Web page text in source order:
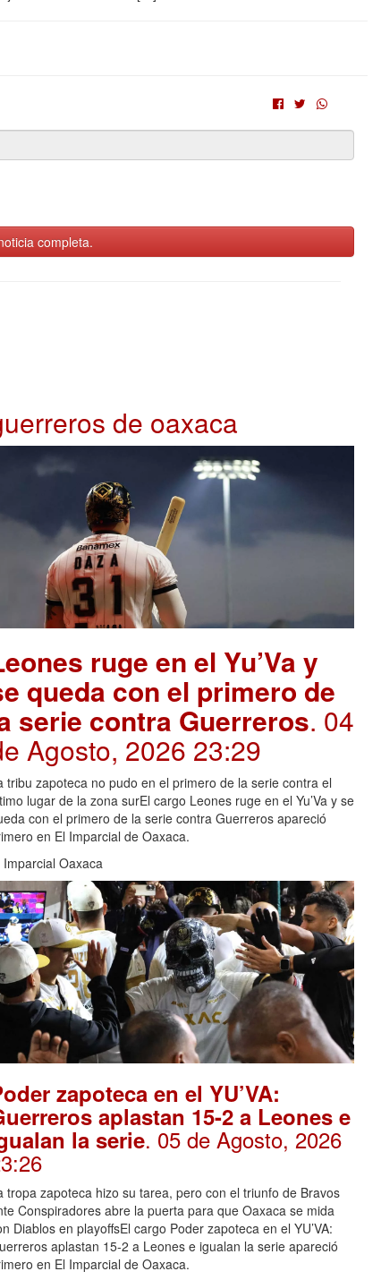
completa.
de oaxaca
ruge en el Yu’Va y
queda con el primero de
serie contra Guerreros. 04
Agosto, 2026 23:29
tribu zapoteca no pudo en el primero de la serie contra el
lugar de la zona surEl cargo Leones ruge en el Yu’Va y se
con el primero de la serie contra Guerreros apareció
en El Imparcial de Oaxaca.
Imparcial Oaxaca
zapoteca en el YU’VA:
aplastan 15-2 a Leones e
la serie. 05 de Agosto, 2026
tropa zapoteca hizo su tarea, pero con el triunfo de Bravos
Conspiradores abre la puerta para que Oaxaca se mida
Diablos en playoffsEl cargo Poder zapoteca en el YU’VA:
aplastan 15-2 a Leones e igualan la serie apareció
en El Imparcial de Oaxaca.